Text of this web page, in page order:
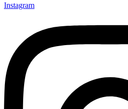
Instagram